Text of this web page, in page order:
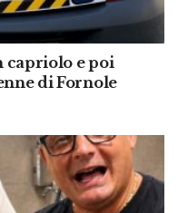
capriolo e poi
di Fornole